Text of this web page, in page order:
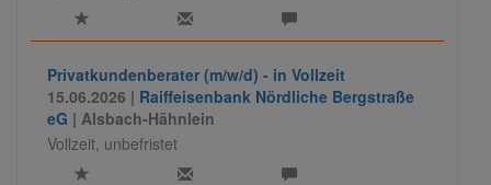
Privatkundenberater (m/w/d) - in Vollzeit
15.06.2026 | Raiffeisenbank Nördliche Bergstraße
eG | Alsbach-Hähnlein
Vollzeit, unbefristet